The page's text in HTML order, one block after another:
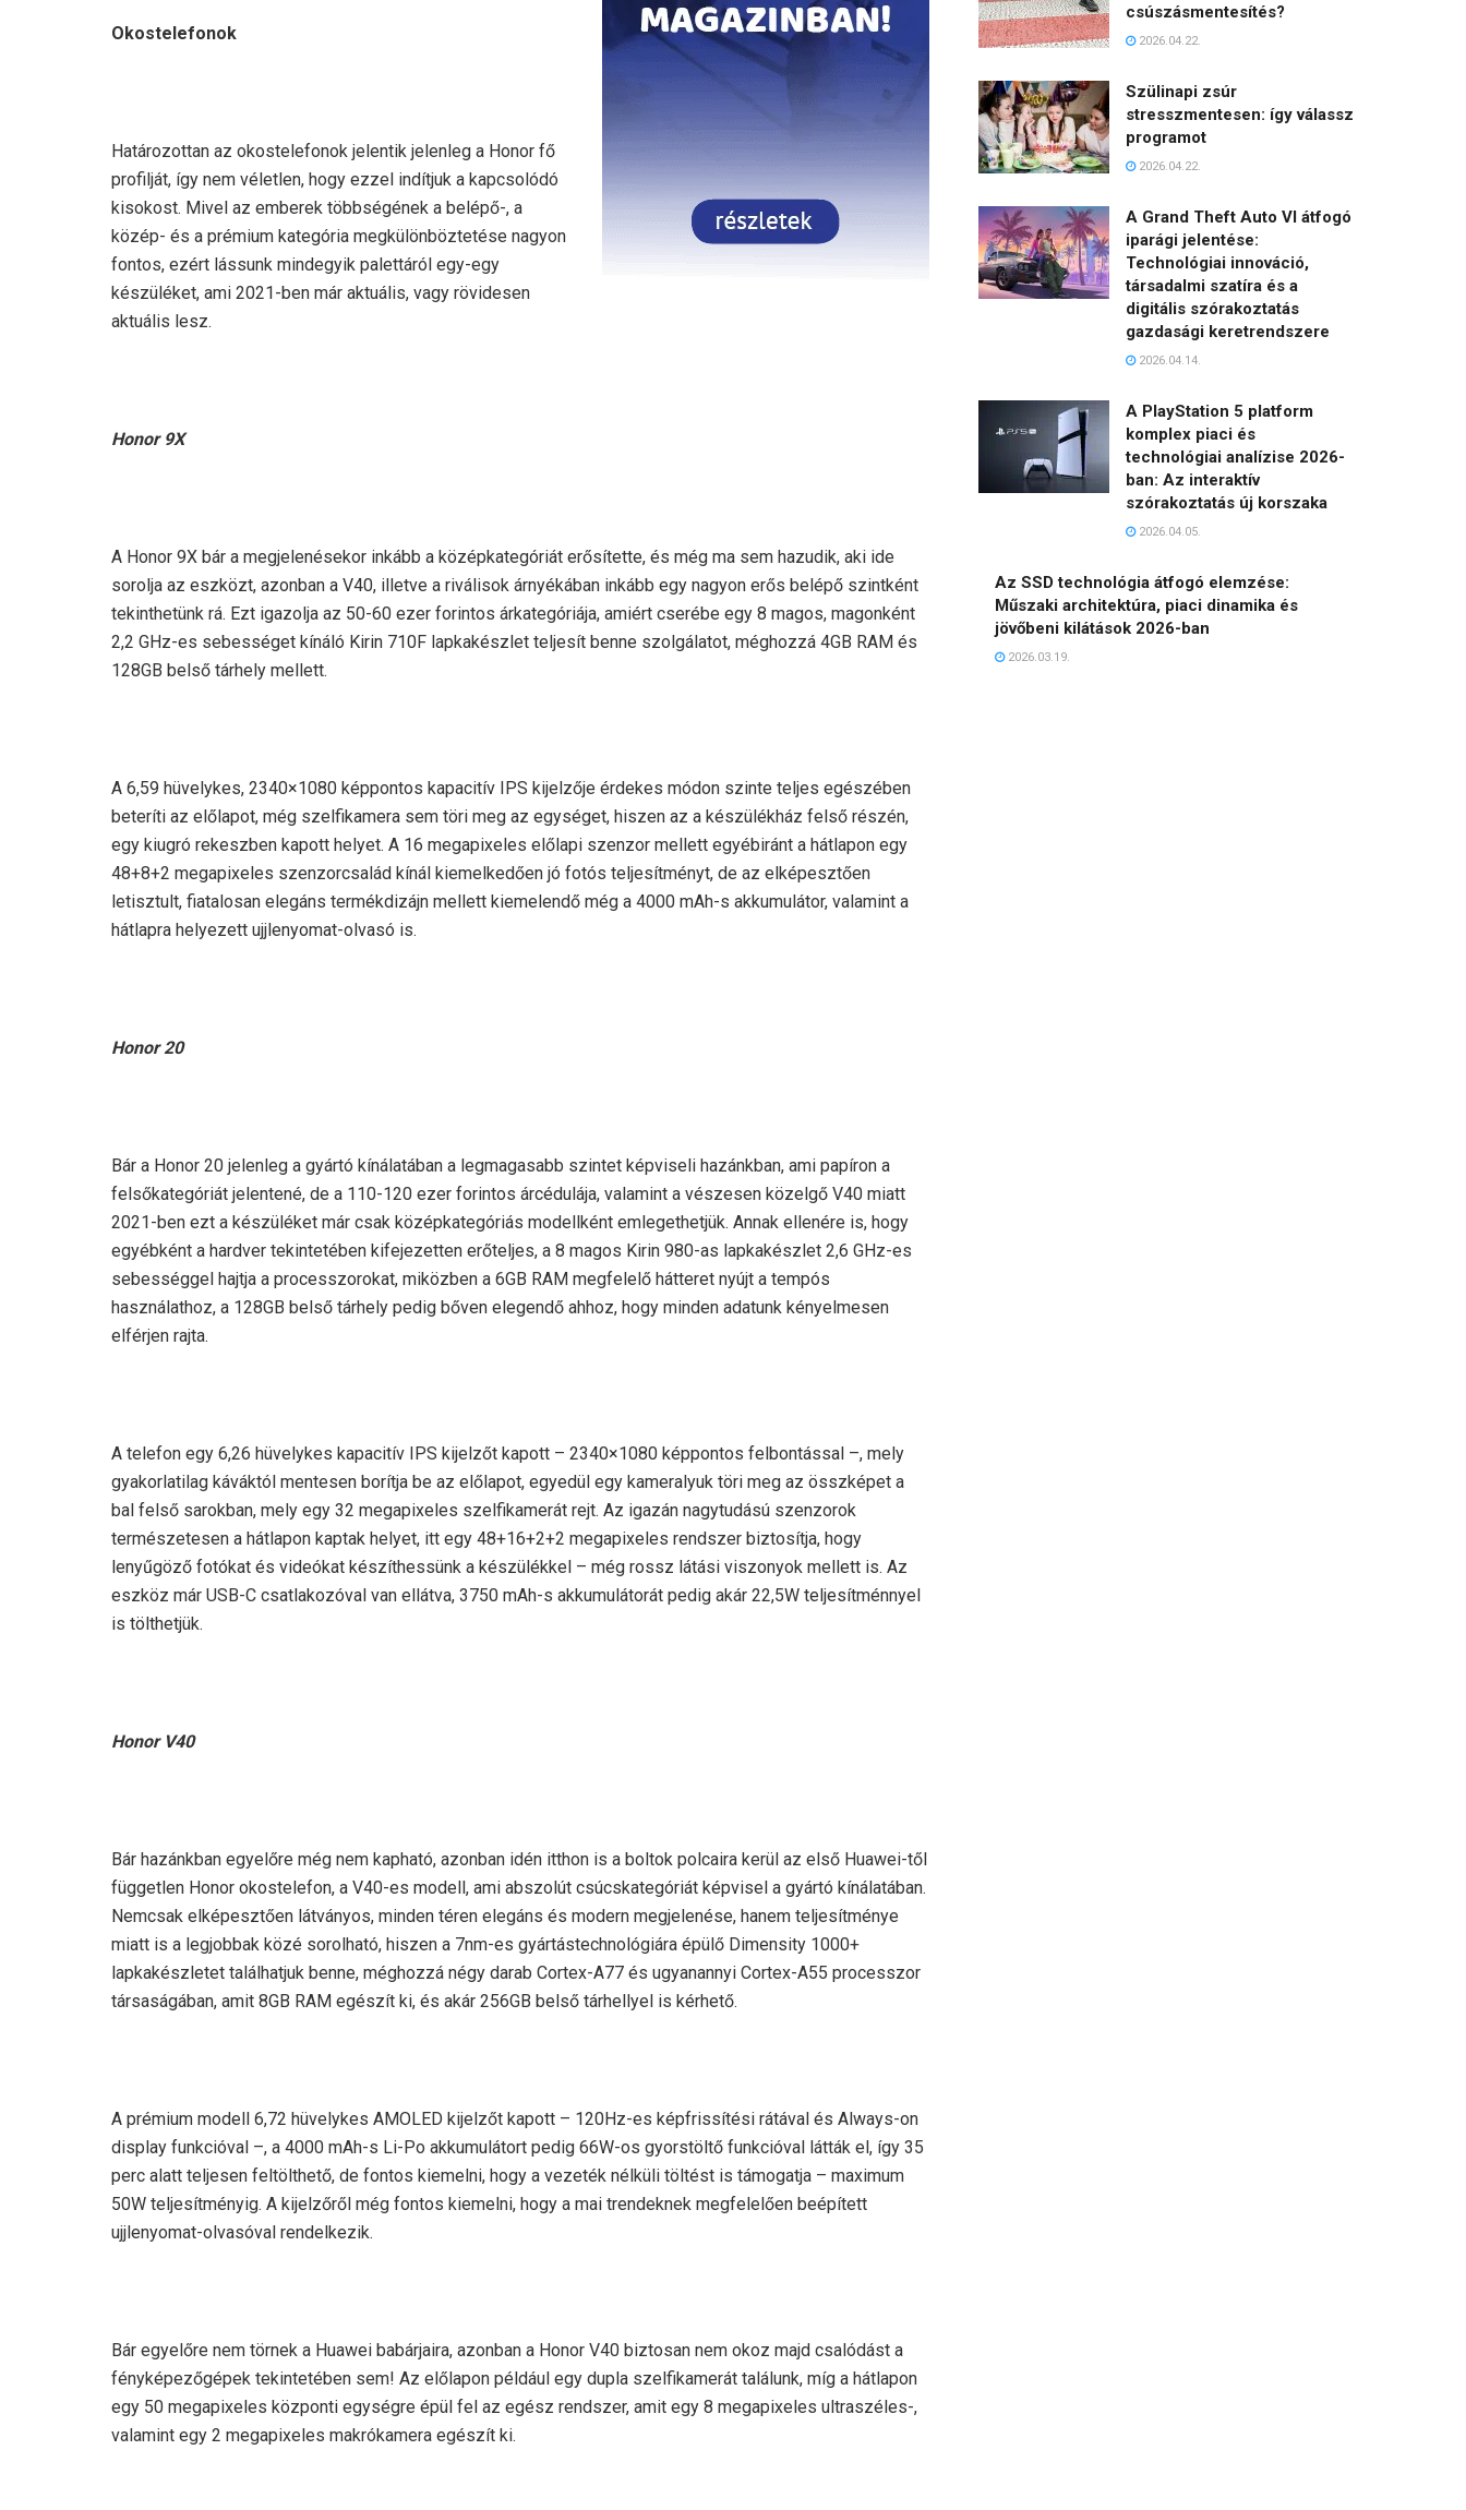
Okostelefonok
Határozottan az okostelefonok jelentik jelenleg a Honor fő
profilját, így nem véletlen, hogy ezzel indítjuk a kapcsolódó
kisokost. Mivel az emberek többségének a belépő-, a
közép- és a prémium kategória megkülönböztetése nagyon
fontos, ezért lássunk mindegyik palettáról egy-egy
készüléket, ami 2021-ben már aktuális, vagy rövidesen
aktuális lesz.
Honor 9X
A Honor 9X bár a megjelenésekor inkább a középkategóriát erősítette, és még ma sem hazudik, aki ide
sorolja az eszközt, azonban a V40, illetve a riválisok árnyékában inkább egy nagyon erős belépő szintként
tekinthetünk rá. Ezt igazolja az 50-60 ezer forintos árkategóriája, amiért cserébe egy 8 magos, magonként
2,2 GHz-es sebességet kínáló Kirin 710F lapkakészlet teljesít benne szolgálatot, méghozzá 4GB RAM és
128GB belső tárhely mellett.
A 6,59 hüvelykes, 2340×1080 képpontos kapacitív IPS kijelzője érdekes módon szinte teljes egészében
beteríti az előlapot, még szelfikamera sem töri meg az egységet, hiszen az a készülékház felső részén,
egy kiugró rekeszben kapott helyet. A 16 megapixeles előlapi szenzor mellett egyébiránt a hátlapon egy
48+8+2 megapixeles szenzorcsalád kínál kiemelkedően jó fotós teljesítményt, de az elképesztően
letisztult, fiatalosan elegáns termékdizájn mellett kiemelendő még a 4000 mAh-s akkumulátor, valamint a
hátlapra helyezett ujjlenyomat-olvasó is.
Honor 20
Bár a Honor 20 jelenleg a gyártó kínálatában a legmagasabb szintet képviseli hazánkban, ami papíron a
felsőkategóriát jelentené, de a 110-120 ezer forintos árcédulája, valamint a vészesen közelgő V40 miatt
2021-ben ezt a készüléket már csak középkategóriás modellként emlegethetjük. Annak ellenére is, hogy
egyébként a hardver tekintetében kifejezetten erőteljes, a 8 magos Kirin 980-as lapkakészlet 2,6 GHz-es
sebességgel hajtja a processzorokat, miközben a 6GB RAM megfelelő hátteret nyújt a tempós
használathoz, a 128GB belső tárhely pedig bőven elegendő ahhoz, hogy minden adatunk kényelmesen
elférjen rajta.
A telefon egy 6,26 hüvelykes kapacitív IPS kijelzőt kapott – 2340×1080 képpontos felbontással –, mely
gyakorlatilag káváktól mentesen borítja be az előlapot, egyedül egy kameralyuk töri meg az összképet a
bal felső sarokban, mely egy 32 megapixeles szelfikamerát rejt. Az igazán nagytudású szenzorok
természetesen a hátlapon kaptak helyet, itt egy 48+16+2+2 megapixeles rendszer biztosítja, hogy
lenyűgöző fotókat és videókat készíthessünk a készülékkel – még rossz látási viszonyok mellett is. Az
eszköz már USB-C csatlakozóval van ellátva, 3750 mAh-s akkumulátorát pedig akár 22,5W teljesítménnyel
is tölthetjük.
Honor V40
Bár hazánkban egyelőre még nem kapható, azonban idén itthon is a boltok polcaira kerül az első Huawei-től
független Honor okostelefon, a V40-es modell, ami abszolút csúcskategóriát képvisel a gyártó kínálatában.
Nemcsak elképesztően látványos, minden téren elegáns és modern megjelenése, hanem teljesítménye
miatt is a legjobbak közé sorolható, hiszen a 7nm-es gyártástechnológiára épülő Dimensity 1000+
lapkakészletet találhatjuk benne, méghozzá négy darab Cortex-A77 és ugyanannyi Cortex-A55 processzor
társaságában, amit 8GB RAM egészít ki, és akár 256GB belső tárhellyel is kérhető.
A prémium modell 6,72 hüvelykes AMOLED kijelzőt kapott – 120Hz-es képfrissítési rátával és Always-on
display funkcióval –, a 4000 mAh-s Li-Po akkumulátort pedig 66W-os gyorstöltő funkcióval látták el, így 35
perc alatt teljesen feltölthető, de fontos kiemelni, hogy a vezeték nélküli töltést is támogatja – maximum
50W teljesítményig. A kijelzőről még fontos kiemelni, hogy a mai trendeknek megfelelően beépített
ujjlenyomat-olvasóval rendelkezik.
Bár egyelőre nem törnek a Huawei babárjaira, azonban a Honor V40 biztosan nem okoz majd csalódást a
fényképezőgépek tekintetében sem! Az előlapon például egy dupla szelfikamerát találunk, míg a hátlapon
egy 50 megapixeles központi egységre épül fel az egész rendszer, amit egy 8 megapixeles ultraszéles-,
valamint egy 2 megapixeles makrókamera egészít ki.
csúszásmentesítés?
2026.04.22.
Szülinapi zsúr
stresszmentesen: így válassz
programot
2026.04.22.
A Grand Theft Auto VI átfogó
iparági jelentése:
Technológiai innováció,
társadalmi szatíra és a
digitális szórakoztatás
gazdasági keretrendszere
2026.04.14.
A PlayStation 5 platform
komplex piaci és
technológiai analízise 2026-
ban: Az interaktív
szórakoztatás új korszaka
2026.04.05.
Az SSD technológia átfogó elemzése:
Műszaki architektúra, piaci dinamika és
jövőbeni kilátások 2026-ban
2026.03.19.